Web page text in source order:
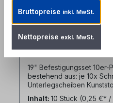
10er Pack - 19" Befestigungssatz
(Set: Schraube
Produktnummer: RAC-FIX-
19" Befestigungsset 10er-
bestehend aus: je 10x
Unterlegscheiben
Befestigung von Panels
Inhalt: 10 Stück (0,25 €* /
Bruttopreise inkl. MwSt.
Nettopreise exkl. MwSt.